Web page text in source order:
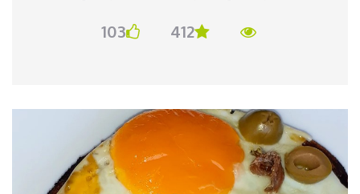
Capocollo q.b
Semplicissimo...ho messo il sugo in padella, ho
aggiunto le olive ed ho fatto insaporire. Ho cotto
la pasta al dente ed ho completato la cottura nel
condimento. Ho impiattato ed aggiunto il
103 412